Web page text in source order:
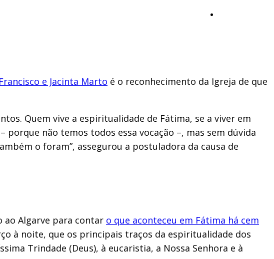
e Jacinta Marto é o reconhecimento da Igreja de que
Quem vive a espiritualidade de Fátima, se a viver em
não temos todos essa vocação –, mas sem dúvida
o foram”, assegurou a postuladora da causa de
ao Algarve para contar o que aconteceu em Fátima há cem
à noite, que os principais traços da espiritualidade dos
Trindade (Deus), à eucaristia, a Nossa Senhora e à